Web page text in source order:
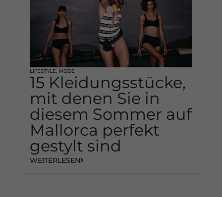
LIFESTYLE, MODE
15 Kleidungsstücke,
mit denen Sie in
diesem Sommer auf
Mallorca perfekt
gestylt sind
WEITERLESEN